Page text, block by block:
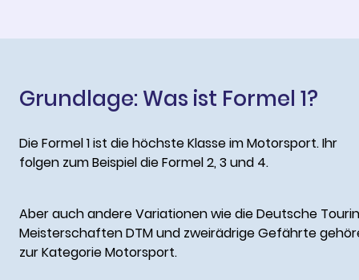
Grundlage: Was ist Formel 1?
Die Formel 1 ist die höchste Klasse im Motorsport. Ihr
folgen zum Beispiel die Formel 2, 3 und 4.
Aber auch andere Variationen wie die Deutsche
Meisterschaften DTM und zweirädrige Gefährte
zur Kategorie Motorsport.